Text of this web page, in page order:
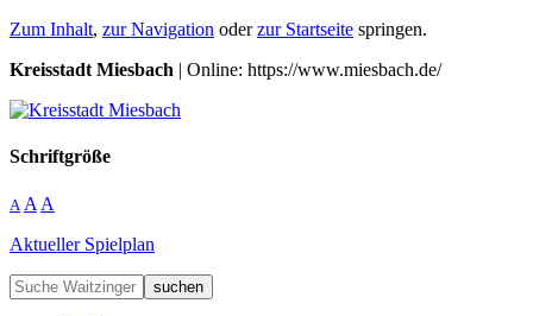
Zum Inhalt, zur Navigation oderzur Startseite springen.
Kreisstadt Miesbach | Online: https://www.miesbach.de/
Schriftgröße
A A A
Aktueller Spielplan
suchen